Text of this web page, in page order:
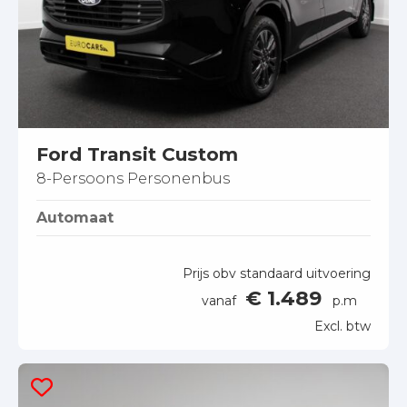
Ford Transit Custom
8-Persoons Personenbus
Automaat
Prijs obv standaard uitvoering
vanaf € 1.489
p.m
Excl. btw